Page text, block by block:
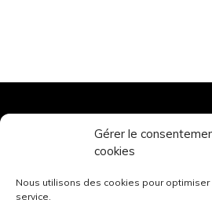
Gérer le
cookies
Nous utilisons des cookies pour
service.
TOURS’N
© 2026. All rights